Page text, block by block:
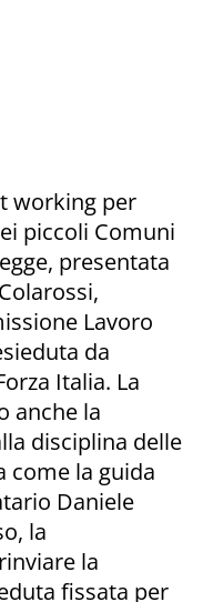
working per
piccoli Comuni
presentata
Lavoro
da
Italia. La
anche la
disciplina delle
come la guida
Daniele
la
la
fissata per